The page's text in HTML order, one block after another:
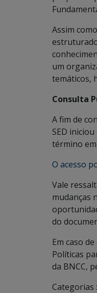
Assim
um
temáticos,
Consulta
A fim de
SED
término
O acesso
Vale
mudanças
do
Em caso
Políticas
da BNCC,
Categorias :